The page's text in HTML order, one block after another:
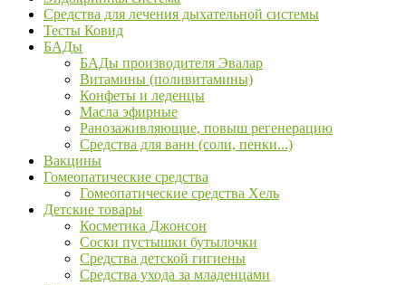
Средства для лечения дыхательной системы
Тесты Ковид
БАДы
БАДы производителя Эвалар
Витамины (поливитамины)
Конфеты и леденцы
Масла эфирные
Ранозаживляющие, повыш регенерацию
Средства для ванн (соли, пенки...)
Вакцины
Гомеопатические средства
Гомеопатические средства Хель
Детские товары
Косметика Джонсон
Соски пустышки бутылочки
Средства детской гигиены
Средства ухода за младенцами